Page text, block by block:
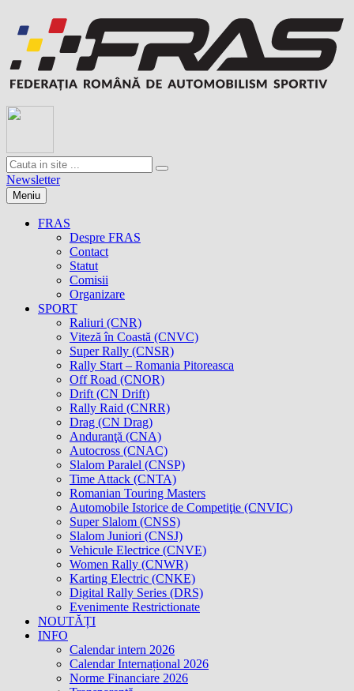
Newsletter
Meniu
FRAS
Despre FRAS
Contact
Statut
Comisii
Organizare
SPORT
Raliuri (CNR)
Viteză în Coastă (CNVC)
Super Rally (CNSR)
Rally Start – Romania Pitoreasca
Off Road (CNOR)
Drift (CN Drift)
Rally Raid (CNRR)
Drag (CN Drag)
Anduranţă (CNA)
Autocross (CNAC)
Slalom Paralel (CNSP)
Time Attack (CNTA)
Romanian Touring Masters
Automobile Istorice de Competiţie (CNVIC)
Super Slalom (CNSS)
Slalom Juniori (CNSJ)
Vehicule Electrice (CNVE)
Women Rally (CNWR)
Karting Electric (CNKE)
Digital Rally Series (DRS)
Evenimente Restrictionate
NOUTĂȚI
INFO
Calendar intern 2026
Calendar Internațional 2026
Norme Financiare 2026